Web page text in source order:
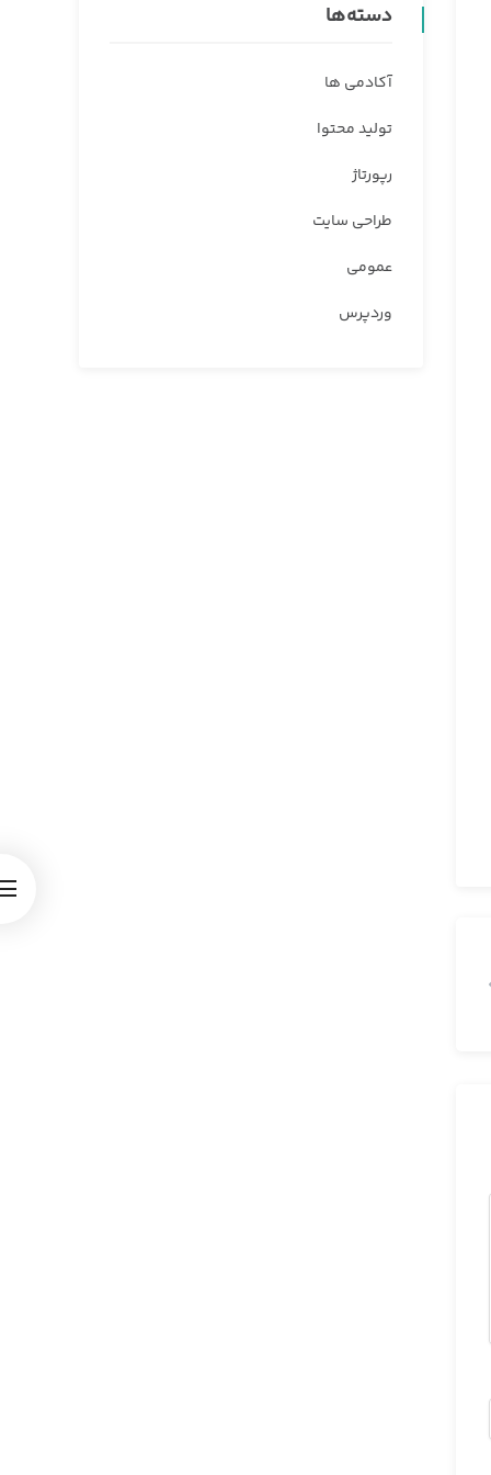
دسته‌ها
آکادمی ها
تولید محتوا
رپورتاژ
طراحی سایت
عمومی
وردپرس